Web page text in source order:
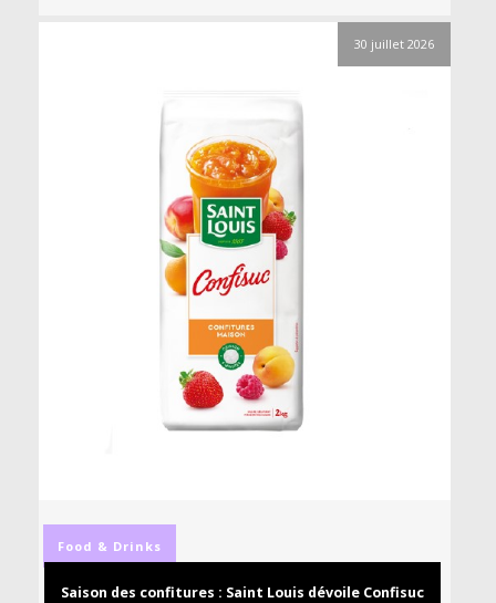
30 juillet 2026
Food & Drinks
Saison des confitures : Saint Louis dévoile Confisuc